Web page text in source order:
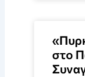
στο